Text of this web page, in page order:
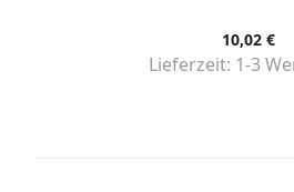
10,02 €
Lieferzeit: 1-3